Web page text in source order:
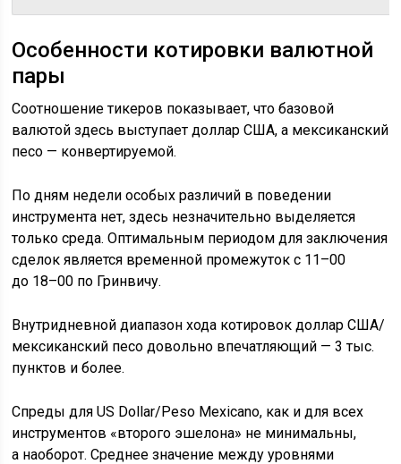
Особенности котировки валютной
пары
Соотношение тикеров показывает, что базовой
валютой здесь выступает доллар США, а мексиканский
песо — конвертируемой.
По дням недели особых различий в поведении
инструмента нет, здесь незначительно выделяется
только среда. Оптимальным периодом для заключения
сделок является временной промежуток с 11–00
до 18–00 по Гринвичу.
Внутридневной диапазон хода котировок доллар США/
мексиканский песо довольно впечатляющий — 3 тыс.
пунктов и более.
Спреды для US Dollar/Peso Mexicano, как и для всех
инструментов «второго эшелона» не минимальны,
а наоборот. Среднее значение между уровнями